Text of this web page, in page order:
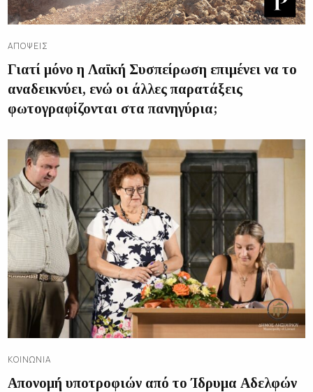
ΑΠΌΨΕΙΣ
Γιατί μόνο η Λαϊκή Συσπείρωση επιμένει να το
αναδεικνύει, ενώ οι άλλες παρατάξεις
φωτογραφίζονται στα πανηγύρια;
ΚΟΙΝΩΝΊΑ
Απονομή υποτροφιών από το Ίδρυμα Αδελφών